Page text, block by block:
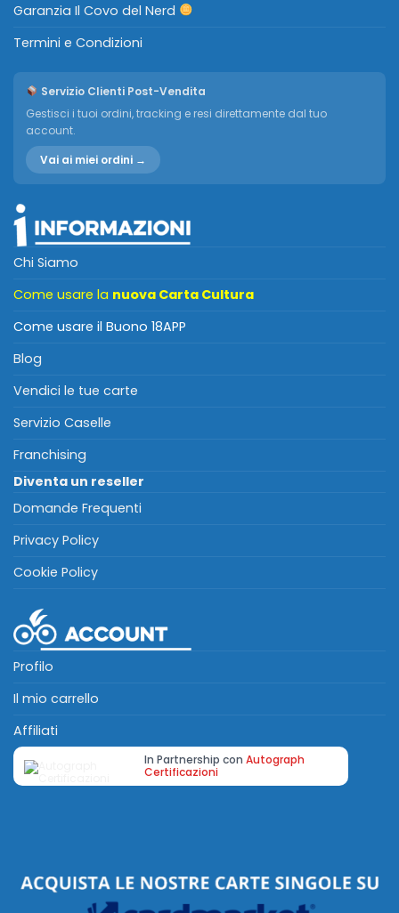
Garanzia Il Covo del Nerd
Termini e Condizioni
Servizio Clienti Post-Vendita
Gestisci i tuoi ordini, tracking e resi direttamente dal tuo
account.
Vai ai miei ordini →
Chi Siamo
Come usare la nuova Carta Cultura
Come usare il Buono 18APP
Blog
Vendici le tue carte
Servizio Caselle
Franchising
Diventa un reseller
Domande Frequenti
Privacy Policy
Cookie Policy
Profilo
Il mio carrello
Affiliati
In Partnership con Autograph
Certificazioni